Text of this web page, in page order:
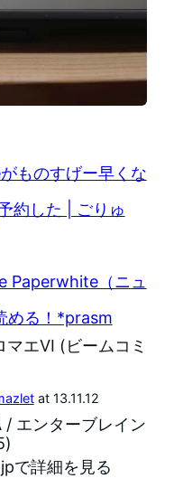
ものすげー早くな
約した | ごりゅ
Paperwhite（ニュ
める！*prasm
マエVI (ビームコミ
at 13.11.12
/ エンターブレイン
で詳細を見る